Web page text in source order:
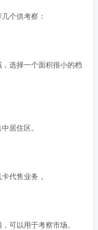
个供考察：
选择一个面积很小的档
居住区。
代售业务，
以用于考察市场。